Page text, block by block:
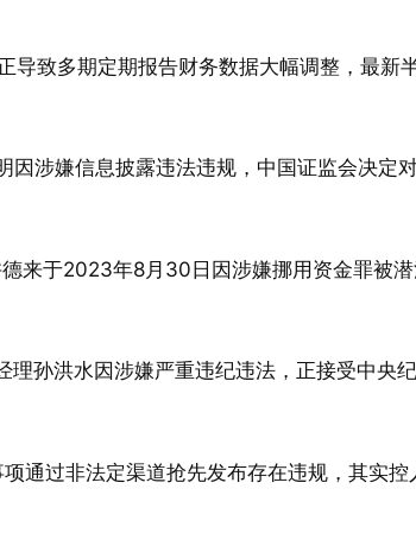
致多期定期报告财务数据大幅调整，最新
因涉嫌信息披露违法违规，中国证监会决定对
来于2023年8月30日因涉嫌挪用资金罪被潜
理孙洪水因涉嫌严重违纪违法，正接受中央
通过非法定渠道抢先发布存在违规，其实控